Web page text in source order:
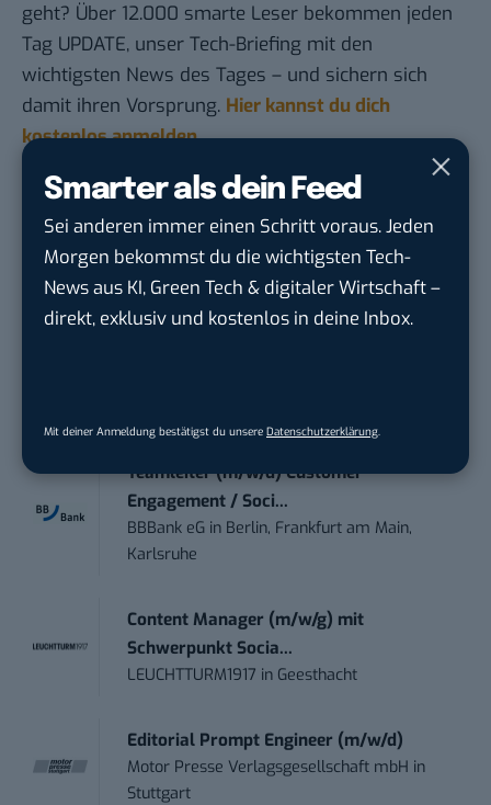
Smarter als dein Feed
Sei anderen immer einen Schritt voraus. Jeden
Morgen bekommst du die wichtigsten Tech-
News aus KI, Green Tech & digitaler Wirtschaft –
direkt, exklusiv und kostenlos in deine Inbox.
Mit deiner Anmeldung bestätigst du unsere Datenschutzerklärung.
geht? Über 12.000 smarte Leser bekommen jeden
Tag UPDATE, unser Tech-Briefing mit den
wichtigsten News des Tages – und sichern sich
damit ihren Vorsprung. Hier kannst du dich
kostenlos anmelden.
STELLENANZEIGEN
Social Media Content Creator (m/w/d)
moveUP Media GmbHinDüsseldorf
Teamleiter (m/w/d) Customer
Engagement / Soci...
BBBank eG in Berlin, Frankfurt am Main,
Karlsruhe
Content Manager (m/w/g) mit
Schwerpunkt Socia...
LEUCHTTURM1917 in Geesthacht
Editorial Prompt Engineer (m/w/d)
Motor Presse Verlagsgesellschaft mbH in
Stuttgart